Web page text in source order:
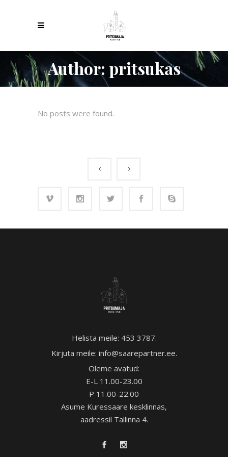
Author: pritsukas
No posts were found.
Helista meile: 453 3787.
Kirjuta meile: info@saarepartner.ee.
Oleme avatud:
E-L 11.00-23.00
P 11.00-22.00
Asume Kuressaare kesklinnas,
aadressil Tallinna 4.